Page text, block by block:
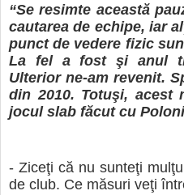
“Se resimte această
cautarea de echipe, iar
punct de vedere fizic
La fel a fost şi anul
Ulterior ne-am revenit.
din 2010. Totuşi, acest
jocul slab făcut cu
- Ziceţi că nu sunteţi
de club. Ce măsuri veţi